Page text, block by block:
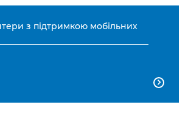
з підтримкою мобільних
